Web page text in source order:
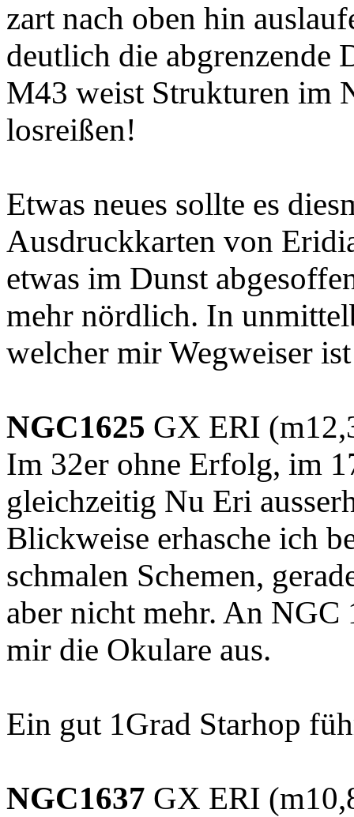
zart nach oben hin
deutlich die abgrenzende
M43 weist Strukturen im
losreißen!
Etwas neues sollte es
Ausdruckkarten von
etwas im Dunst
mehr nördlich. In
welcher mir Wegweiser
NGC1625 GX ERI
Im 32er ohne Erfolg, im
gleichzeitig Nu Eri
Blickweise erhasche ich
schmalen Schemen,
aber nicht mehr. An
mir die Okulare aus.
Ein gut 1Grad Starhop
NGC1637 GX ERI